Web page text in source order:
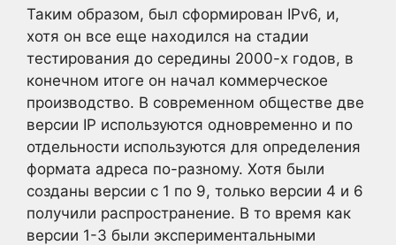
Таким образом, был сформирован IPv6, и,
хотя он все еще находился на стадии
тестирования до середины 2000-х годов, в
конечном итоге он начал коммерческое
производство. В современном обществе две
версии IP используются одновременно и по
отдельности используются для определения
формата адреса по-разному. Хотя были
созданы версии с 1 по 9, только версии 4 и 6
получили распространение. В то время как
версии 1-3 были экспериментальными